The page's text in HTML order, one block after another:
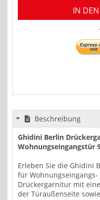
IN
Beschreibung
Ghidini Berlin
Wohnungseingangstür
Erleben Sie die Ghidini
für
Drückergarnitur mit
der Türaußenseite